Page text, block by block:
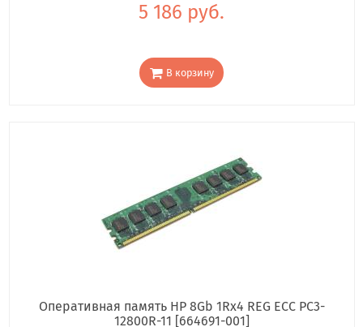
5 186 руб.
В корзину
Оперативная память HP 8Gb 1Rx4 REG ECC PC3-
12800R-11 [664691-001]